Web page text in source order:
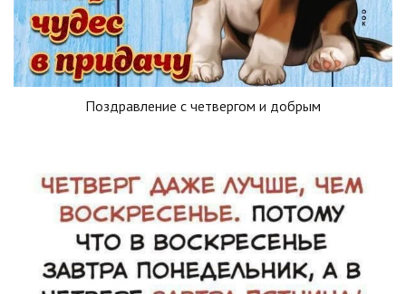
Поздравление с четвергом и добрым